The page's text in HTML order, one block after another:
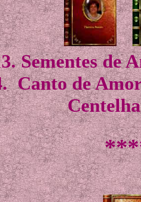
Sementes de
Canto de